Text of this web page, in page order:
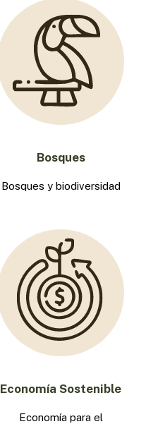
Bosques
Bosques y biodiversidad
Economía Sostenible
Economía para el